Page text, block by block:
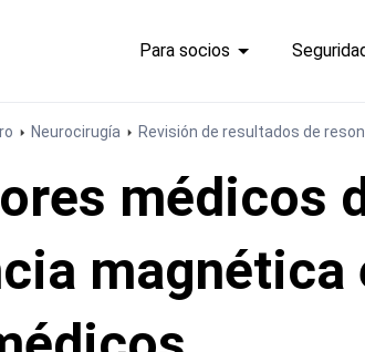
Para socios
Neurocirugía Revisión de resultados de
médicos